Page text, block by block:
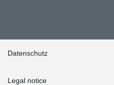
Datenschutz
Legal notice